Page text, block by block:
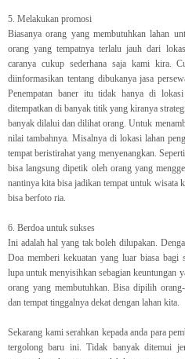
5. Melakukan promosi
Biasanya orang yang membutuhkan lahan
orang yang tempatnya terlalu jauh dari
caranya cukup sederhana saja kami kira.
diinformasikan tentang dibukanya jasa
Penempatan baner itu tidak hanya di
ditempatkan di banyak titik yang kiranya
banyak dilalui dan dilihat orang. Untuk
nilai tambahnya. Misalnya di lokasi lahan
tempat beristirahat yang menyenangkan.
bisa langsung dipetik oleh orang yang
nantinya kita bisa jadikan tempat untuk wisata
bisa berfoto ria.
6. Berdoa untuk sukses
Ini adalah hal yang tak boleh dilupakan.
Doa memberi kekuatan yang luar biasa bagi
lupa untuk menyisihkan sebagian keuntungan
orang yang membutuhkan. Bisa dipilih
dan tempat tinggalnya dekat dengan lahan kita.
Sekarang kami serahkan kepada anda para
tergolong baru ini. Tidak banyak ditemui